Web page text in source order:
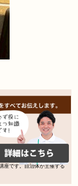
座です。自治体が主催する